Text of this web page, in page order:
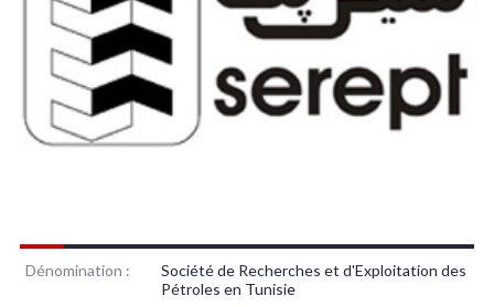
Dénomination :
Société de Recherches et d'Exploitation des
Pétroles en Tunisie